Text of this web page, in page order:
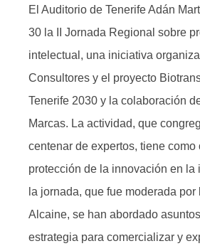
El Auditorio de Tenerife Adán
30 la II Jornada Regional sobre
intelectual, una iniciativa
Consultores y el proyecto
Tenerife 2030 y la colaboración
Marcas. La actividad, que
centenar de expertos, tiene
protección de la innovación en la
la jornada, que fue moderada
Alcaine, se han abordado
estrategia para comercializar y